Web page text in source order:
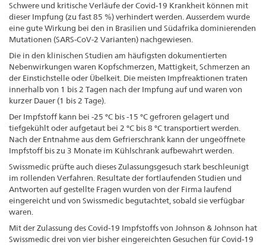
Schwere und kritische Verläufe der Covid-19 Krankheit können mit
dieser Impfung (zu fast 85 %) verhindert werden. Ausserdem wurde
eine gute Wirkung bei den in Brasilien und Südafrika dominierenden
Mutationen (SARS-CoV-2 Varianten) nachgewiesen.
Die in den klinischen Studien am häufigsten dokumentierten
Nebenwirkungen waren Kopfschmerzen, Mattigkeit, Schmerzen an
der Einstichstelle oder Übelkeit. Die meisten Impfreaktionen traten
innerhalb von 1 bis 2 Tagen nach der Impfung auf und waren von
kurzer Dauer (1 bis 2 Tage).
Der Impfstoff kann bei -25 °C bis -15 °C gefroren gelagert und
tiefgekühlt oder aufgetaut bei 2 °C bis 8 °C transportiert werden.
Nach der Entnahme aus dem Gefrierschrank kann der ungeöffnete
Impfstoff bis zu 3 Monate im Kühlschrank aufbewahrt werden.
Swissmedic prüfte auch dieses Zulassungsgesuch stark beschleunigt
im rollenden Verfahren. Resultate der fortlaufenden Studien und
Antworten auf gestellte Fragen wurden von der Firma laufend
eingereicht und von Swissmedic begutachtet, sobald sie verfügbar
waren.
Mit der Zulassung des Covid-19 Impfstoffs von Johnson & Johnson hat
Swissmedic drei von vier bisher eingereichten Gesuchen für Covid-19